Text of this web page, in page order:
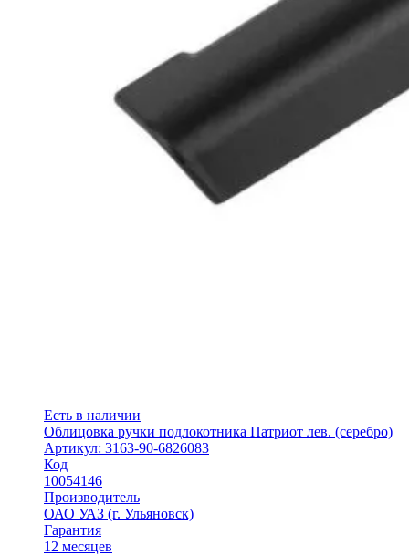
Есть в наличии
Облицовка ручки подлокотника Патриот лев. (серебро)
Артикул: 3163-90-6826083
Код
10054146
Производитель
ОАО УАЗ (г. Ульяновск)
Гарантия
12 месяцев